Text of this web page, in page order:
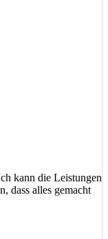
kann die Leistungen
dass alles gemacht